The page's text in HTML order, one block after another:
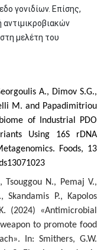
γονιδίων. Επίσης,
αντιμικροβιακών
μελέτη του
A., Dimov S.G.,
M. and Papadimitriou
of Industrial PDO
Using 16S rDNA
Foods, 13
Tsouggou N., Pemaj V.,
Skandamis P., Kapolos
(2024) «Antimicrobial
to promote food
In: Smithers, G.W.